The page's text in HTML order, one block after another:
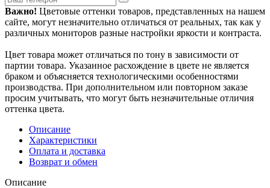
Важно! Цветовые оттенки товаров, представленных на нашем
сайте, могут незначительно отличаться от реальных, так как у
различных мониторов разные настройки яркости и контраста.
Цвет товара может отличаться по тону в зависимости от
партии товара. Указанное расхождение в цвете не является
браком и объясняется технологическими особенностями
производства. При дополнительном или повторном заказе
просим учитывать, что могут быть незначительные отличия
оттенка цвета.
Описание
Характеристики
Оплата и доставка
Возврат и обмен
Описание